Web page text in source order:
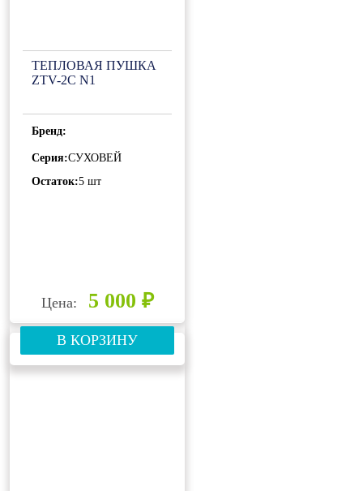
ТЕПЛОВАЯ ПУШКА
ZTV-2С N1
Бренд:
Серия:СУХОВЕЙ
Остаток:5 шт
Цена: 5 000 ₽
В КОРЗИНУ